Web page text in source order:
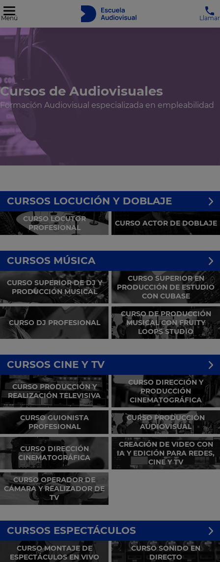
Menú Llamar
Cursos de Audiovisuales
Formación Audiovisual especializada en empleabilidad
CURSOS LOCUCIÓN Y DOBLAJE
CURSO LOCUTOR
PROFESIONAL
CURSO ACTOR DE DOBLAJE
CURSOS MÚSICA
CURSO SUPERIOR DE DJ Y
PRODUCCIÓN MUSICAL
CURSO SUPERIOR EN
PRODUCCIÓN DE ESTUDIO
CON CUBASE
CURSO DJ PROFESIONAL
CURSO DE PRODUCCIÓN
MUSICAL CON FRUITY
LOOPS STUDIO
CURSOS CINE Y TV
CURSO PRODUCCIÓN Y
REALIZACIÓN TELEVISIVA
CURSO DIRECCIÓN Y
PRODUCCIÓN
CINEMATOGRÁFICA
CURSO GUIONISTA
PROFESIONAL
CURSO PRODUCCIÓN
AUDIOVISUAL
CURSO DIRECCIÓN
CINEMATOGRÁFICA
CREACIÓN DE VIDEO CON
IA Y EDICIÓN PARA REDES,
CINE Y TV
CURSO OPERADOR DE
CÁMARA Y REALIZADOR DE
TV
CURSOS ESPECTÁCULOS
CURSO MONTAJE DE
ESPECTÁCULOS EN VIVO
CURSO SONIDO EN
DIRECTO